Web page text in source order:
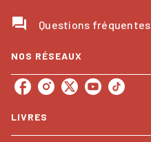
question_answer Questions fréquentes
NOS RÉSEAUX
LIVRES